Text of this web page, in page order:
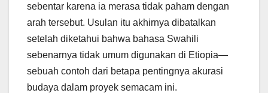
sebentar karena ia merasa tidak paham dengan
arah tersebut. Usulan itu akhirnya dibatalkan
setelah diketahui bahwa bahasa Swahili
sebenarnya tidak umum digunakan di Etiopia—
sebuah contoh dari betapa pentingnya akurasi
budaya dalam proyek semacam ini.